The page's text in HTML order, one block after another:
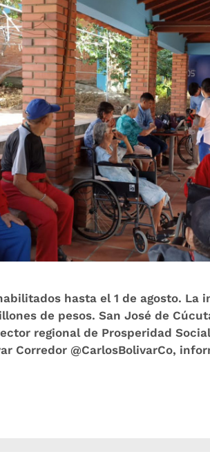
hasta el 1 de agosto. La
de pesos. San José de
regional de Prosperidad
Corredor @CarlosBolivarCo,